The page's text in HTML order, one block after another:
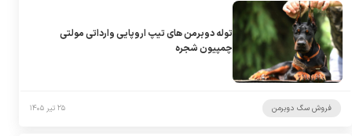
توله دوبرمن های تیپ اروپایی وارداتی مولتی
چمپیون شجره
فروش سگ دوبرمن ۲۵ تیر ۱۴۰۵